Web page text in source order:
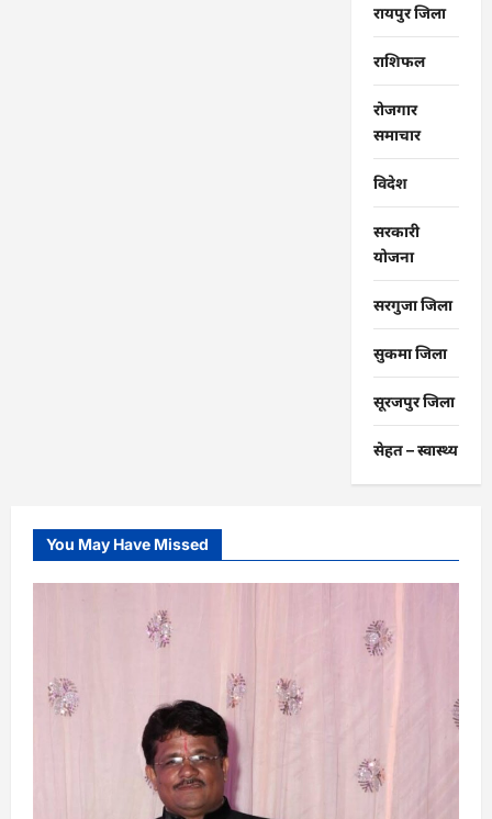
रायपुर जिला
राशिफल
रोजगार
समाचार
विदेश
सरकारी
योजना
सरगुजा जिला
सुकमा जिला
सूरजपुर जिला
सेहत – स्‍वास्‍थ्‍य
You May Have Missed